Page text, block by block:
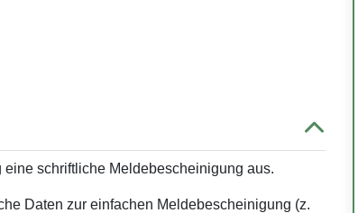
schriftliche Meldebescheinigung aus.
Daten zur einfachen Meldebescheinigung (z.